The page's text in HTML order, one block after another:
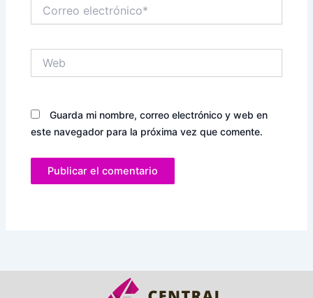
electrónico*
Guarda mi nombre, correo electrónico y web en
este navegador para la próxima vez que comente.